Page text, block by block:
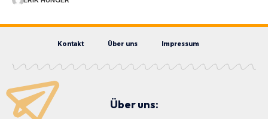
Kontakt Über uns Impressum
Über uns: